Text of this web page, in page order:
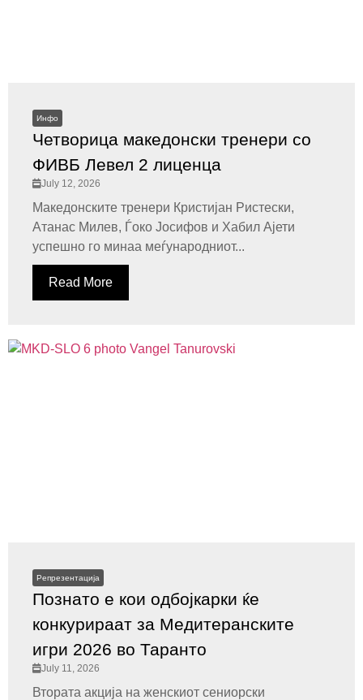
Инфо
Четворица македонски тренери со
ФИВБ Левел 2 лиценца
July 12, 2026
Македонските тренери Кристијан Ристески,
Атанас Милев, Ѓоко Јосифов и Хабил Ајети
успешно го минаа меѓународниот...
Read More
Репрезентација
Познато е кои одбојкарки ќе
конкурираат за Медитеранските
игри 2026 во Таранто
July 11, 2026
Втората акција на женскиот сениорски